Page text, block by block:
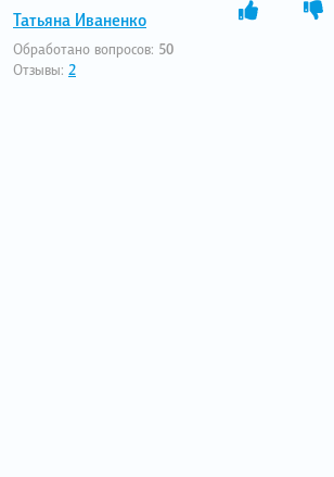
Татьяна Иваненко
Обработано вопросов: 50
Отзывы: 2